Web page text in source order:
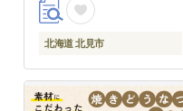
北海道 北見市